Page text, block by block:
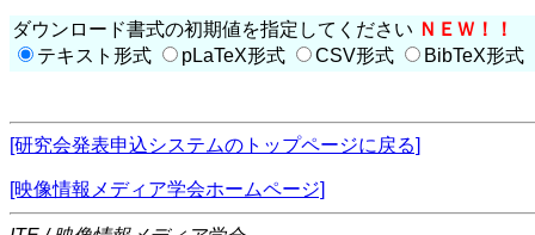
ダウンロード書式の初期値を指定してください ＮＥＷ！！
テキスト形式
pLaTeX形式 CSV形式 BibTeX形式
[研究会発表申込システムのトップページに戻る]
[映像情報メディア学会ホームページ]